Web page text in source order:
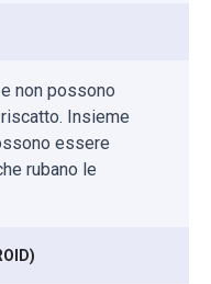
non possono
Insieme
essere
rubano le